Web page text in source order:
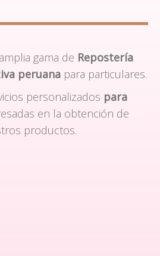
gama de Repostería
peruanapara particulares.
personalizados para
en la obtención de
productos.